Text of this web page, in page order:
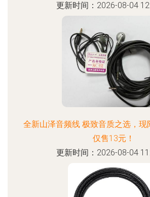
更新时间：2026-08-04
全新山泽音频线 极致音质之选，现
仅售13元！
更新时间：2026-08-04